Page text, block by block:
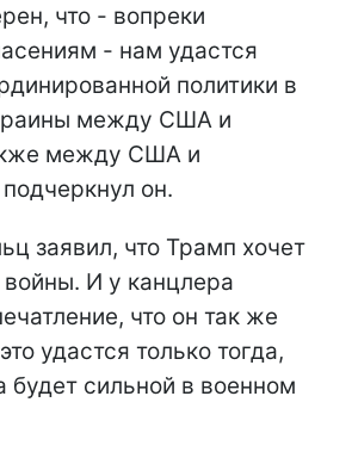
что - вопреки
- нам удастся
политики в
между США и
между США и
он.
заявил, что Трамп хочет
И у канцлера
что он так же
удастся только тогда,
будет сильной в военном